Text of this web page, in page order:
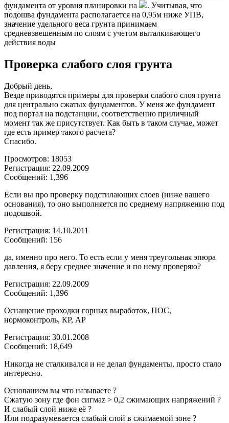
фундамента от уровня планировки на
. Учитывая, что
подошва фундамента располагается на 0,95м ниже УПВ,
значение удельного веса грунта принимаем
средневзвешенным по слоям с учетом выталкивающего
действия воды
Проверка слабого слоя грунта
Добрый день,
Везде приводятся примеры для проверки слабого слоя грунта
для центрально сжатых фундаментов. У меня же фундамент
под портал на подстанции, соответственно приличный
момент так же присутствует. Как быть в таком случае, может
где есть пример такого расчета?
Спасибо.
Просмотров: 18053
Регистрация: 22.09.2009
Сообщений: 1,396
Если вы про проверку подстилающих слоев (ниже вашего
основания), то оно выполняется по среднему напряжению под
подошвой.
Регистрация: 14.10.2011
Сообщений: 156
да, именно про него. То есть если у меня треугольная эпюра
давления, я беру среднее значение и по нему проверяю?
Регистрация: 22.09.2009
Сообщений: 1,396
Оснащение проходки горных выработок, ПОС,
нормоконтроль, КР, АР
Регистрация: 30.01.2008
Сообщений: 18,649
Никогда не сталкивался и не делал фундаменты, просто стало
интересно.
Основанием вы что называете ?
Сжатую зону где фон сигмаz > 0,2 сжимающих напряжений ?
И слабый слой ниже её ?
Или подразумевается слабый слой в сжимаемой зоне ?